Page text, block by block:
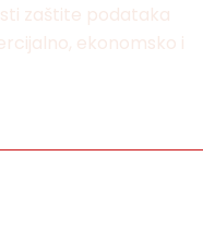
zaštite podataka
ekonomsko i